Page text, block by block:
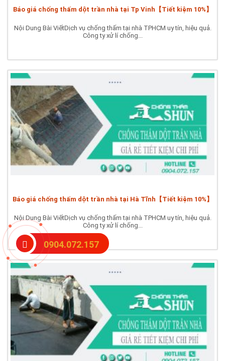
Báo giá chống thấm dột trần nhà tại Tp Vinh【Tiết kiệm 10%】
Nội Dung Bài ViếtDịch vụ chống thấm tại nhà TPHCM uy tín, hiệu quả.
Công ty xử lí chống...
Báo giá chống thấm dột trần nhà tại Hà Tĩnh【Tiết kiệm 10%】
Nội Dung Bài ViếtDịch vụ chống thấm tại nhà TPHCM uy tín, hiệu quả.
Công ty xử lí chống...
0904.072.157